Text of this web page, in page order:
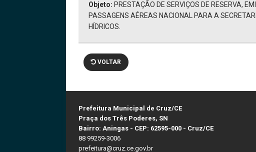
Objeto: PRESTAÇÃO DE SERVIÇOS DE RESERVA,
PASSAGENS AÉREAS NACIONAL PARA A
HÍDRICOS.
VOLTAR
Prefeitura Municipal de Cruz/CE
Praça dos Três Poderes, SN
Bairro: Aningas - CEP: 62595-000 - Cruz/CE
88 99259-3006
prefeitura@cruz.ce.gov.br